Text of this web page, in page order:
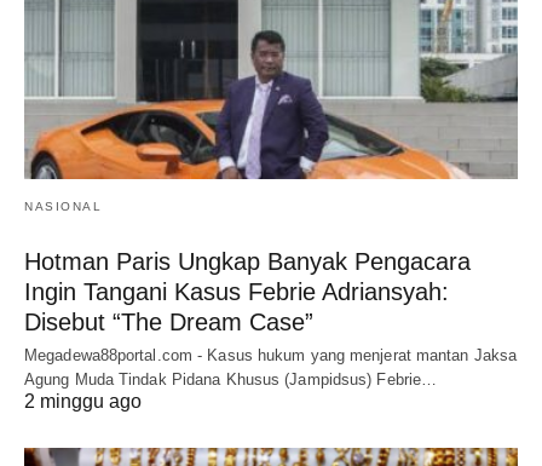
NASIONAL
Hotman Paris Ungkap Banyak Pengacara
Ingin Tangani Kasus Febrie Adriansyah:
Disebut “The Dream Case”
Megadewa88portal.com - Kasus hukum yang menjerat mantan Jaksa
Agung Muda Tindak Pidana Khusus (Jampidsus) Febrie…
2 minggu ago